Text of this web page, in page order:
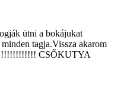
ütni a bokájukat
tagja.Vissza akarom
CSŐKUTYA